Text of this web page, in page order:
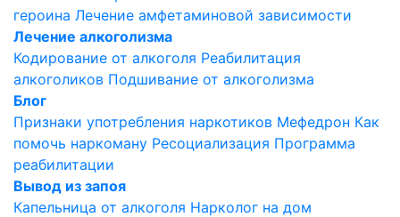
героина Лечение амфетаминовой зависимости
Лечение алкоголизма
Кодирование от алкоголя Реабилитация
алкоголиков Подшивание от алкоголизма
Блог
Признаки употребления наркотиков Мефедрон Как
помочь наркоману Ресоциализация Программа
реабилитации
Вывод из запоя
Капельница от алкоголя Нарколог на дом